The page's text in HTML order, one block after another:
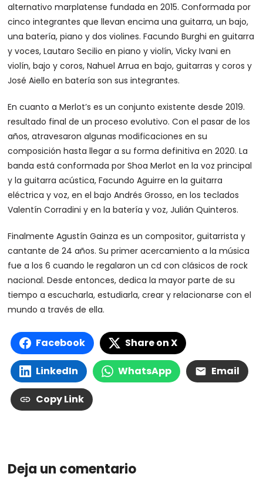
alternativo marplatense fundada en 2015. Conformada por
cinco integrantes que llevan encima una guitarra, un bajo,
una batería, piano y dos violines. Facundo Burghi en guitarra
y voces, Lautaro Secilio en piano y violín, Vicky Ivani en
violín, bajo y coros, Nahuel Arrua en bajo, guitarras y coros y
José Aiello en batería son sus integrantes.
En cuanto a Merlot’s es un conjunto existente desde 2019.
resultado final de un proceso evolutivo. Con el pasar de los
años, atravesaron algunas modificaciones en su
composición hasta llegar a su forma definitiva en 2020. La
banda está conformada por Shoa Merlot en la voz principal
y la guitarra acústica, Facundo Aguirre en la guitarra
eléctrica y voz, en el bajo Andrés Grosso, en los teclados
Valentín Corradini y en la batería y voz, Julián Quinteros.
Finalmente Agustín Gainza es un compositor, guitarrista y
cantante de 24 años. Su primer acercamiento a la música
fue a los 6 cuando le regalaron un cd con clásicos de rock
nacional. Desde entonces, dedica la mayor parte de su
tiempo a escucharla, estudiarla, crear y relacionarse con el
mundo a través de ella.
Facebook Share on X
LinkedIn WhatsApp Email
Copy Link
Deja un comentario